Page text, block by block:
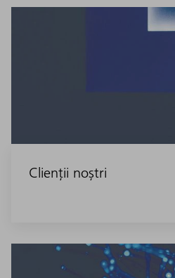
Clienții noștri